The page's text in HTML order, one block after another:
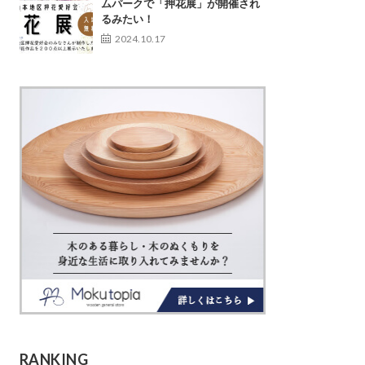
ムパークで「押花展」が開催され
るみたい！
2024.10.17
RANKING